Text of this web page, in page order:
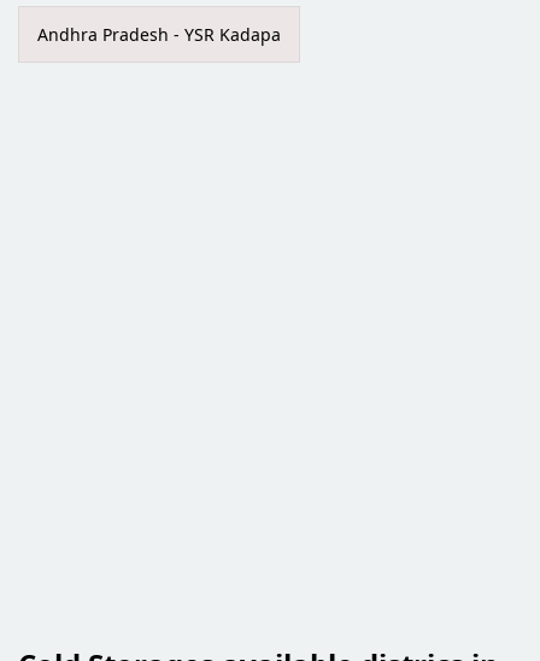
Andhra Pradesh - YSR Kadapa